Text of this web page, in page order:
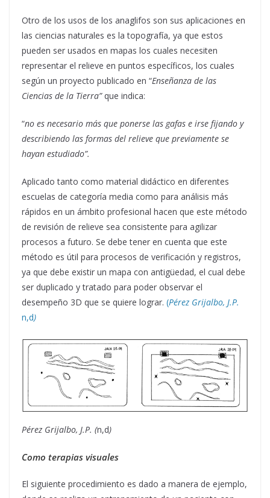
Otro de los usos de los anaglifos son sus aplicaciones en
las ciencias naturales es la topografía, ya que estos
pueden ser usados en mapas los cuales necesiten
representar el relieve en puntos específicos, los cuales
según un proyecto publicado en “Enseñanza de las
Ciencias de la Tierra”que indica:
“no es necesario más que ponerse las gafas e irse fijando y
describiendo las formas del relieve que previamente se
hayan estudiado”.
Aplicado tanto como material didáctico en diferentes
escuelas de categoría media como para análisis más
rápidos en un ámbito profesional hacen que este método
de revisión de relieve sea consistente para agilizar
procesos a futuro. Se debe tener en cuenta que este
método es útil para procesos de verificación y registros,
ya que debe existir un mapa con antigüedad, el cual debe
ser duplicado y tratado para poder observar el
desempeño 3D que se quiere lograr. (Pérez Grijalbo, J.P.
n,d)
Pérez Grijalbo, J.P. (n,d)
Como terapias visuales
El siguiente procedimiento es dado a manera de ejemplo,